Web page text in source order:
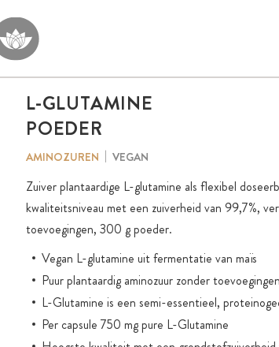
L-GLUTAMINE
POEDER
AMINOZUREN VEGAN
Zuiver plantaardige L-glutamine als flexibel
kwaliteitsniveau met een zuiverheid van 99,7%,
toevoegingen, 300 g poeder.
Vegan L-glutamine uit fermentatie van maïs
Puur plantaardig aminozuur zonder toevoegingen
L-Glutamine is een semi-essentieel,
Per capsule 750 mg pure L-Glutamine